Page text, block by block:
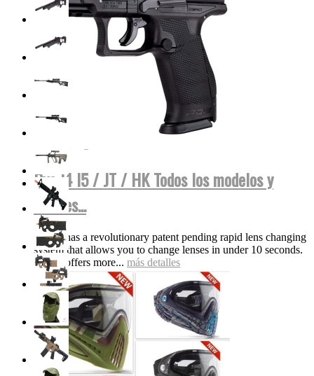
Dye I4 I5 / JT / HK Todos los modelos y
colores...
The i5 has a revolutionary patent pending rapid lens changing
system that allows you to change lenses in under 10 seconds.
The i5 offers more... más detalles